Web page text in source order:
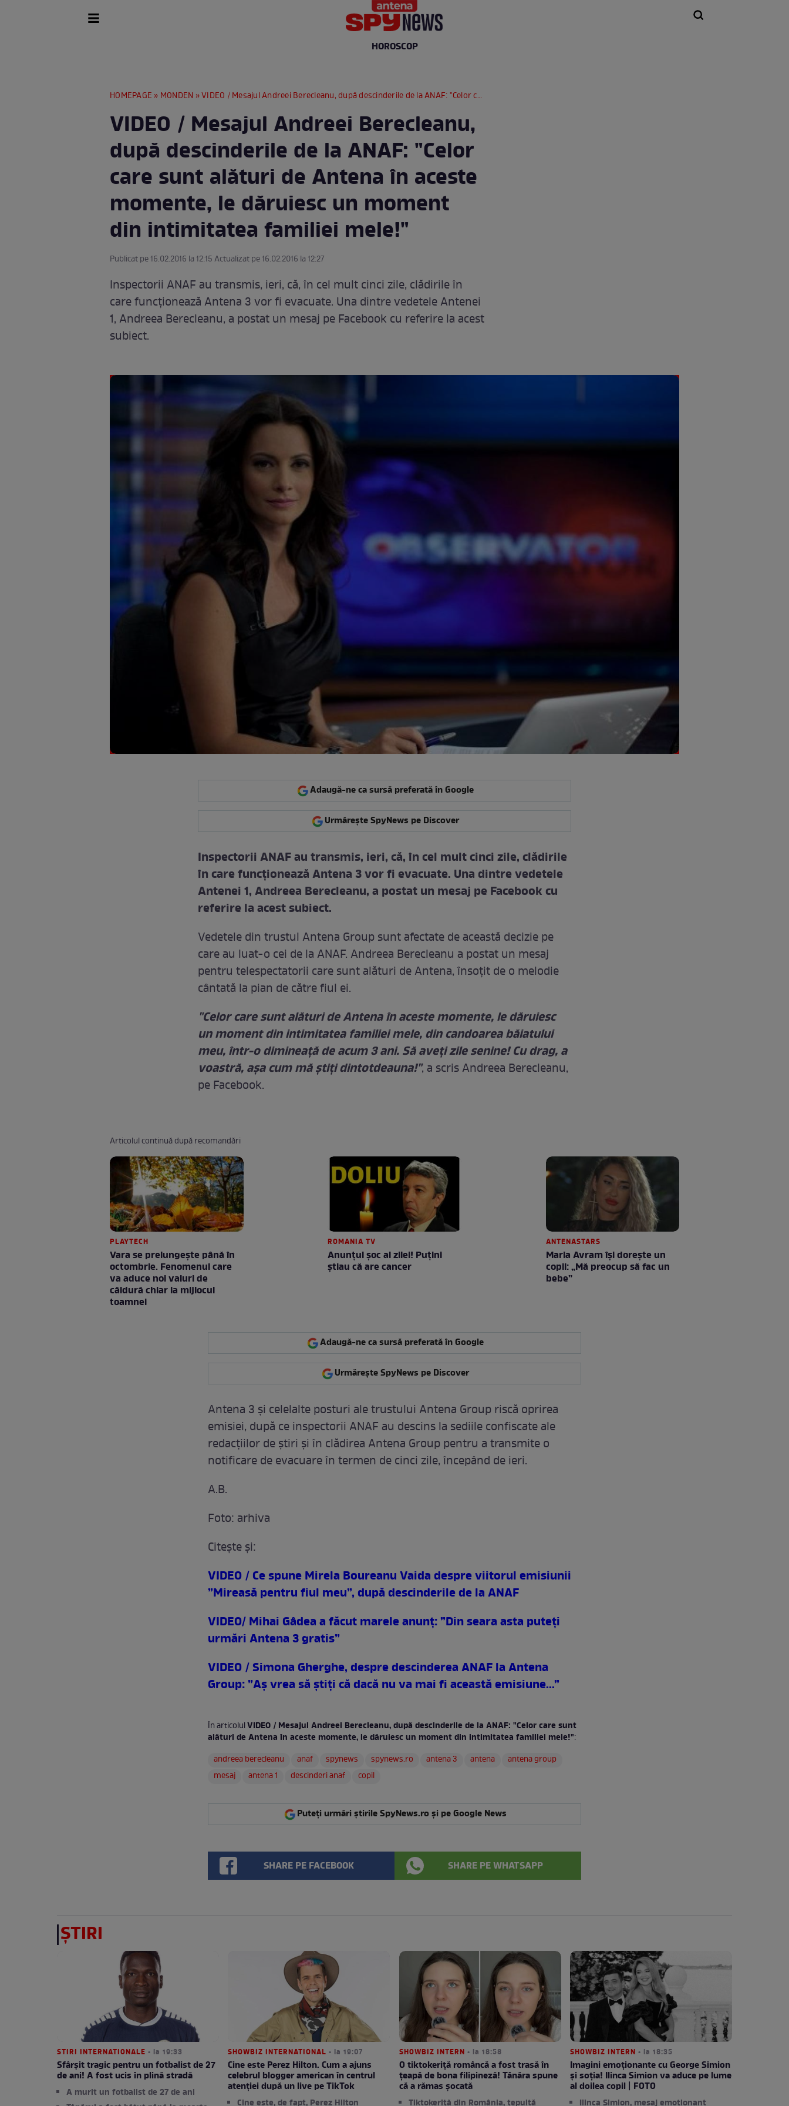
HOROSCOP
HOMEPAGE » MONDEN » VIDEO / Mesajul Andreei Berecleanu, după descinderile de la ANAF: "Celor care sunt alături de Antena în aceste momente, le dăruiesc un moment din intimitatea familiei mele!"
VIDEO / Mesajul Andreei Berecleanu,
după descinderile de la ANAF: "Celor
care sunt alături de Antena în aceste
momente, le dăruiesc un moment
din intimitatea familiei mele!"
Publicat pe 16.02.2016 la 12:15 Actualizat pe 16.02.2016 la 12:27
Inspectorii ANAF au transmis, ieri, că, în cel mult cinci zile, clădirile în
care funcționează Antena 3 vor fi evacuate. Una dintre vedetele Antenei
1, Andreea Berecleanu, a postat un mesaj pe Facebook cu referire la acest
subiect.
Adaugă-ne ca sursă preferată în Google
Urmărește SpyNews pe Discover
Inspectorii ANAF au transmis, ieri, că, în cel mult cinci zile, clădirile
în care funcționează Antena 3 vor fi evacuate. Una dintre vedetele
Antenei 1, Andreea Berecleanu, a postat un mesaj pe Facebook cu
referire la acest subiect.
Vedetele din trustul Antena Group sunt afectate de această decizie pe
care au luat-o cei de la ANAF. Andreea Berecleanu a postat un mesaj
pentru telespectatorii care sunt alături de Antena, însoţit de o melodie
cântată la pian de către fiul ei.
"Celor care sunt alături de Antena în aceste momente, le dăruiesc
un moment din intimitatea familiei mele, din candoarea băiatului
meu, într-o dimineaţă de acum 3 ani. Să aveţi zile senine! Cu drag, a
voastră, aşa cum mă ştiţi dintotdeauna!", a scris Andreea Berecleanu,
pe Facebook.
Articolul continuă după recomandări
PLAYTECH
Vara se prelungeşte până în
octombrie. Fenomenul care
va aduce noi valuri de
căldură chiar la mijlocul
toamnei
ROMANIA TV
Anunţul şoc al zilei! Puţini
ştiau că are cancer
ANTENASTARS
Maria Avram își dorește un
copil: „Mă preocup să fac un
bebe”
Adaugă-ne ca sursă preferată în Google
Urmărește SpyNews pe Discover
Antena 3 și celelalte posturi ale trustului Antena Group riscă oprirea
emisiei, după ce inspectorii ANAF au descins la sediile confiscate ale
redacțiilor de știri și în clădirea Antena Group pentru a transmite o
notificare de evacuare în termen de cinci zile, începând de ieri.
A.B.
Foto: arhiva
Citeşte şi:
VIDEO / Ce spune Mirela Boureanu Vaida despre viitorul emisiunii
”Mireasă pentru fiul meu”, după descinderile de la ANAF
VIDEO/ Mihai Gâdea a făcut marele anunț: ”Din seara asta puteți
urmări Antena 3 gratis”
VIDEO / Simona Gherghe, despre descinderea ANAF la Antena
Group: ”Aș vrea să știți că dacă nu va mai fi această emisiune...”
În articolulVIDEO / Mesajul Andreei Berecleanu, după descinderile de la ANAF: "Celor care sunt
alături de Antena în aceste momente, le dăruiesc un moment din intimitatea familiei mele!":
andreea berecleanu
anaf spynews spynews.ro antena 3 antena
antena group
mesaj
antena 1 descinderi anaf copil
Puteți urmări știrile SpyNews.ro și pe Google News
SHARE PE FACEBOOK SHARE PE WHATSAPP
ȘTIRI
STIRI INTERNATIONALE • la 19:33
Sfârșit tragic pentru un fotbalist de 27
de ani! A fost ucis în plină stradă
A murit un fotbalist de 27 de ani
SHOWBIZ INTERNATIONAL • la 19:07
Cine este Perez Hilton. Cum a ajuns
celebrul blogger american în centrul
atenției după un live pe TikTok
SHOWBIZ INTERN • la 18:58
O tiktokeriță româncă a fost trasă în
țeapă de bona filipineză! Tânăra spune
că a rămas șocată
SHOWBIZ INTERN • la 18:35
Imagini emoționante cu George Simion
și soția! Ilinca Simion va aduce pe lume
al doilea copil | FOTO